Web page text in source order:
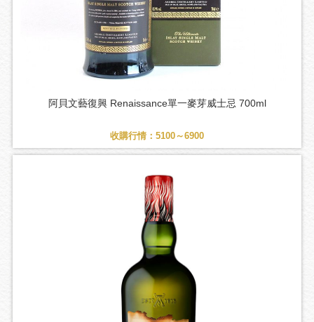
阿貝文藝復興 Renaissance單一麥芽威士忌 700ml
收購行情：5100～6900